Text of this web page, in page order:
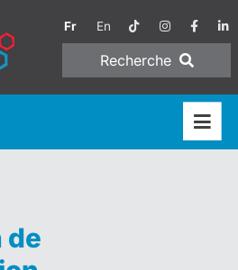
Fr En
Recherche
de